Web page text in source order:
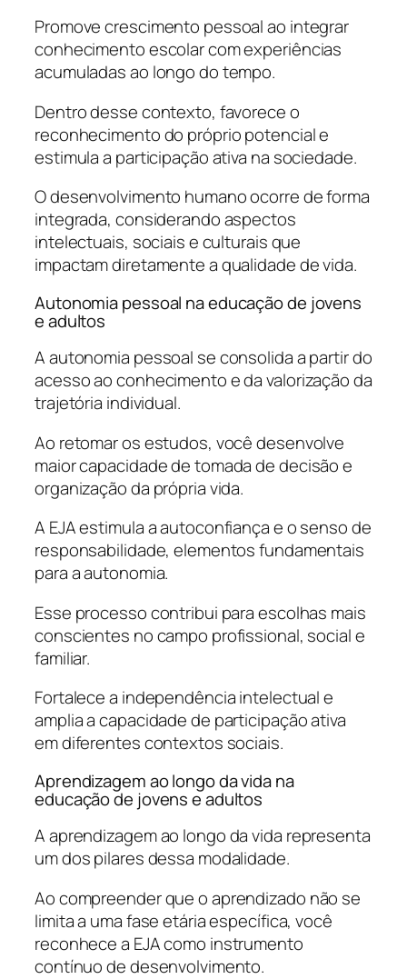
Promove crescimento pessoal ao integrar
conhecimento escolar com experiências
acumuladas ao longo do tempo.
Dentro desse contexto, favorece o
reconhecimento do próprio potencial e
estimula a participação ativa na sociedade.
O desenvolvimento humano ocorre de forma
integrada, considerando aspectos
intelectuais, sociais e culturais que
impactam diretamente a qualidade de vida.
Autonomia pessoal na educação de jovens
e adultos
A autonomia pessoal se consolida a partir do
acesso ao conhecimento e da valorização da
trajetória individual.
Ao retomar os estudos, você desenvolve
maior capacidade de tomada de decisão e
organização da própria vida.
A EJA estimula a autoconfiança e o senso de
responsabilidade, elementos fundamentais
para a autonomia.
Esse processo contribui para escolhas mais
conscientes no campo profissional, social e
familiar.
Fortalece a independência intelectual e
amplia a capacidade de participação ativa
em diferentes contextos sociais.
Aprendizagem ao longo da vida na
educação de jovens e adultos
A aprendizagem ao longo da vida representa
um dos pilares dessa modalidade.
Ao compreender que o aprendizado não se
limita a uma fase etária específica, você
reconhece a EJA como instrumento
contínuo de desenvolvimento.